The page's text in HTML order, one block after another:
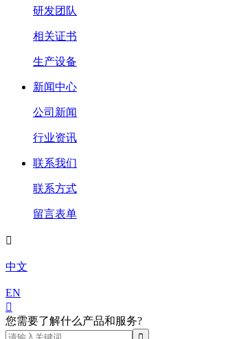
研发团队
相关证书
生产设备
新闻中心
公司新闻
行业资讯
联系我们
联系方式
留言表单

中文
EN

您需要了解什么产品和服务?